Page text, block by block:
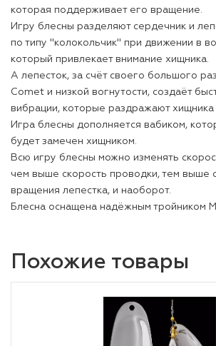
которая поддерживает его вращение.
Игру блесны разделяют сердечник и
по типу "колокольчик" при движении в
который привлекает внимание хищника.
А лепесток, за счёт своего большого
Comet и низкой вогнутости, создаёт
вибрации, которые раздражают хищника
Игра блесны дополняется вабиком,
будет замечен хищником.
Всю игру блесны можно изменять
чем выше скорость проводки, тем выше
вращения лепестка, и наоборот.
Блесна оснащена надёжным тройником
Похожие товары